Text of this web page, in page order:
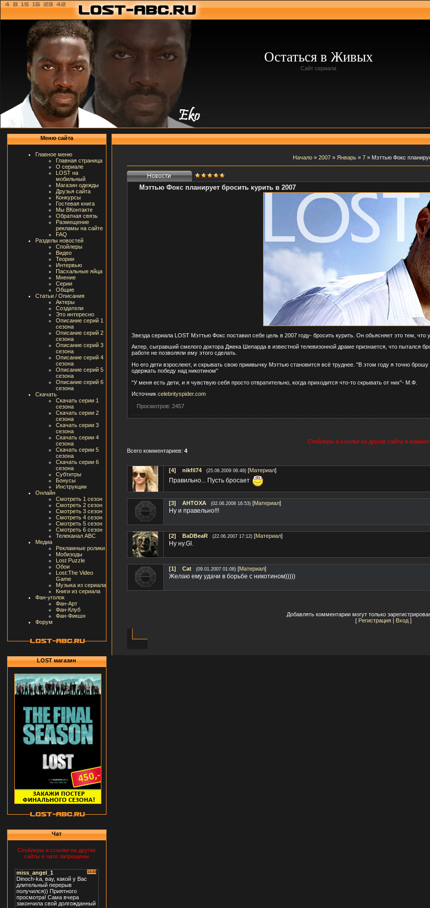
Остаться в Живых
Сайт сериала
Меню сайта
Главное меню
Главная страница
О сериале
LOST на
мобильный
Магазин одежды
Друзья сайта
Конкурсы
Гостевая книга
Мы ВКонтакте
Обратная связь
Размещение
рекламы на сайте
FAQ
Разделы новостей
Спойлеры
Видео
Теории
Интервью
Пасхальные яйца
Мнение
Серии
Общие
Статьи / Описания
Актеры
Создатели
Это интересно
Описание серий 1
сезона
Описание серий 2
сезона
Описание серий 3
сезона
Описание серий 4
сезона
Описание серий 5
сезона
Описание серий 6
сезона
Скачать
Скачать серии 1
сезона
Скачать серии 2
сезона
Скачать серии 3
сезона
Скачать серии 4
сезона
Скачать серии 5
сезона
Скачать серии 6
сезона
Субтитры
Бонусы
Инструкции
Онлайн
Смотреть 1 сезон
Смотреть 2 сезон
Смотреть 3 сезон
Смотреть 4 сезон
Смотреть 5 сезон
Смотреть 6 сезон
Телеканал ABC
Медиа
Рекламные ролики
Мобизоды
Lost Puzzle
Обои
Lost:The Video
Game
Музыка из сериала
Книги из сериала
Фан-уголок
Фан-Арт
Фан-Клуб
Фан-Фикшн
Форум
LOST магазин
Чат
Спойлеры и ссылки на другие
сайты в чате запрещены
Начало » 2007 » Январь » 7 » Мэттью Фокс
Мэттью Фокс планирует бросить курить в 2007
Звезда сериала LOST Мэттью Фокс поставил себе цель в 2007 году- бросить курить. Он обьясняет это тем, что
Актер, сыгравший смелого доктора Джека Шепарда в известной телевизонной драме признается, что пытался
работе не позволяли ему этого сделать.
Но его дети взрослеют, и скрывать свою приивычку Мэттью становится всё труднее. "В этом году я точно
одержать победу над никотином"
"У меня есть дети, и я чувствую себя просто отвратительно, когда приходится что-то скрывать от них"- М.Ф.
Источник celebrityspider.com
Просмотров: 2457
Спойлеры и ссылки на другие сайты в
Всего комментариев: 4
[4] nikfil74 (25.06.2009 06:49)[Материал]
Правильно... Пусть бросает
[3] AHTOXA (02.06.2008 16:53)[Материал]
Ну и правельно!!!
[2] BaDBeaR (22.06.2007 17:12)[Материал]
Ну ну.Gl.
[1] Cat (09.01.2007 01:08)[Материал]
Желаю ему удачи в борьбе с никотином)))))
Добавлять комментарии могут только
[ Регистрация Вход ]